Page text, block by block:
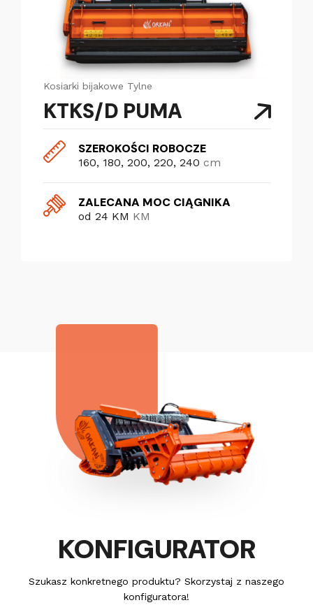
Kosiarki bijakowe Tylne
KTKS/D PUMA
SZEROKOŚCI ROBOCZE
160, 180, 200, 220, 240 cm
ZALECANA MOC CIĄGNIKA
od 24 KM KM
KONFIGURATOR
Szukasz konkretnego produktu? Skorzystaj z naszego
konfiguratora!